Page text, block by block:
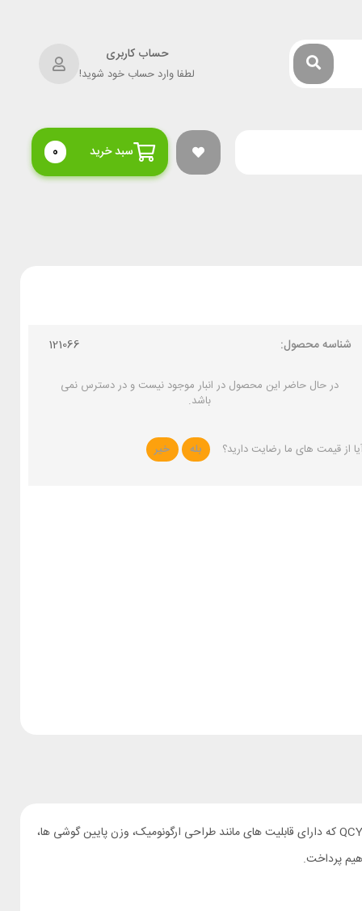
حساب کاربری
لطفا وارد حساب خود شوید!
سبد خرید 0
شناسه محصول: 121066
در حال حاضر این محصول در انبار موجود نیست و در دسترس نمی
باشد.
از قیمت های ما رضایت دارید؟ بله خیر
هندزفری بلوتوثی امروزه به خاطر نداشتن سیم و اتصال آسان به دستگاه های مختلف توانسته جایگاه ویژه ی بین مخاطبین پیدا کند. هندزفری بلوتوثی QCY T13X که دارای قابلیت های مانند طراحی ارگونومیک، وزن پایین گوشی ها،
پرداخت.